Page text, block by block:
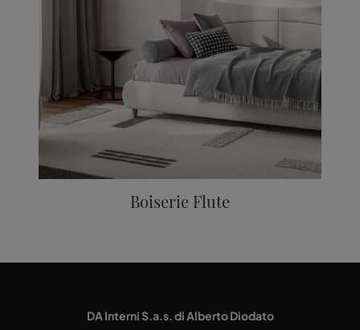
Boiserie Flute
DA Interni S.a.s. di Alberto Diodato